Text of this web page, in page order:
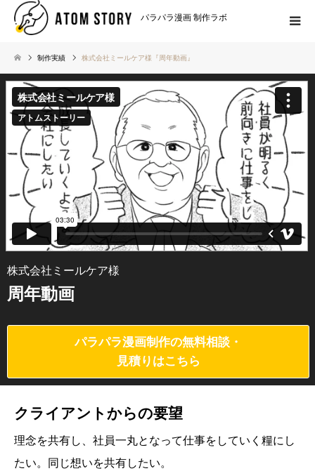
パラパラ漫画 制作ラボ
制作実績 株式会社ミールケア様『周年動画』
株式会社ミールケア様
周年動画
パラパラ漫画制作の無料相談・
見積りはこちら
クライアントからの要望
理念を共有し、社員一丸となって仕事をしていく糧にし
たい。同じ想いを共有したい。